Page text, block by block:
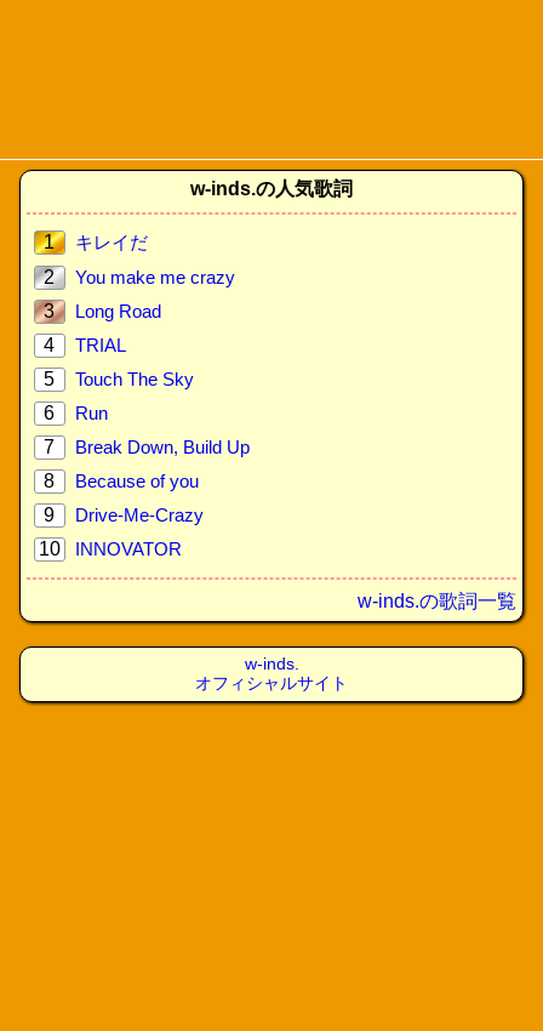
w-inds.の人気歌詞
1
キレイだ
2
You make me crazy
3
Long Road
4
TRIAL
5
Touch The Sky
6
Run
7
Break Down, Build Up
8
Because of you
9
Drive-Me-Crazy
10
INNOVATOR
w-inds.の歌詞一覧
w-inds.
オフィシャルサイト